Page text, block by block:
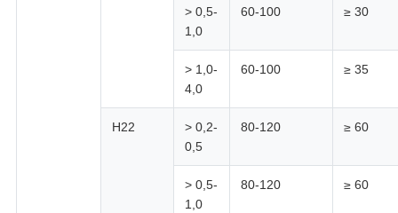
> 0,5-
1,0
60-100 ≥ 30
> 1,0-
4,0
60-100 ≥ 35
H22
> 0,2-
0,5
80-120 ≥ 60
> 0,5-
1,0
80-120 ≥ 60